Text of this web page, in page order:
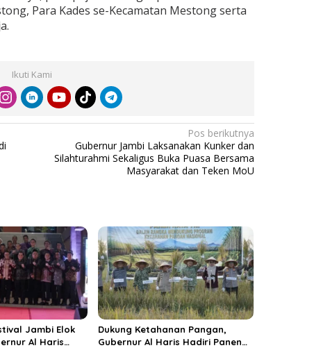
Para Kades se-Kecamatan Mestong serta
Ikuti Kami
Pos berikutnya
Gubernur Jambi Laksanakan Kunker dan
Silahturahmi Sekaligus Buka Puasa Bersama
Masyarakat dan Teken MoU
Jambi Elok
Al Haris
Dukung Ketahanan Pangan,
Gubernur Al Haris Hadiri Panen